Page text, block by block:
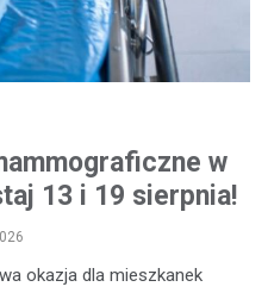
w
13 i 19 sierpnia!
okazja dla mieszkanek